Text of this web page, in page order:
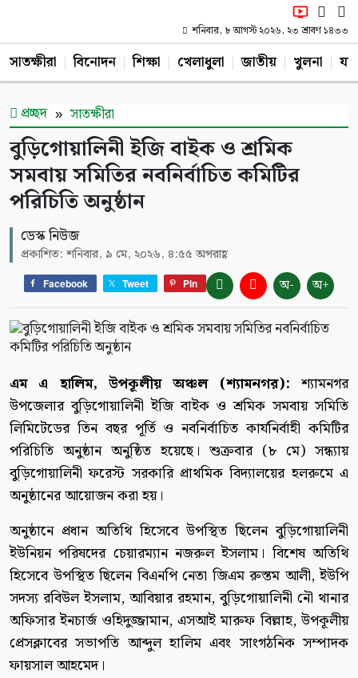
শনিবার, ৮ আগস্ট ২০২৬, ২৩ শ্রাবণ ১৪৩৩
সাতক্ষীরা বিনোদন শিক্ষা খেলাধুলা জাতীয় খুলনা
প্রচ্ছদ সাতক্ষীরা
বুড়িগোয়ালিনী ইজি বাইক ও শ্রমিক
সমবায় সমিতির নবনির্বাচিত কমিটির
পরিচিতি অনুষ্ঠান
ডেস্ক নিউজ
প্রকাশিত: শনিবার, ৯ মে, ২০২৬, ৪:৫৫ অপরাহ্ণ
Facebook Tweet Pin অ- অ+
এম এ হালিম, উপকূলীয় অঞ্চল (শ্যামনগর): শ্যামনগর
উপজেলার বুড়িগোয়ালিনী ইজি বাইক ও শ্রমিক সমবায় সমিতি
লিমিটেডের তিন বছর পূর্তি ও নবনির্বাচিত কার্যনির্বাহী কমিটির
পরিচিতি অনুষ্ঠান অনুষ্ঠিত হয়েছে। শুক্রবার (৮ মে) সন্ধ্যায়
বুড়িগোয়ালিনী ফরেস্ট সরকারি প্রাথমিক বিদ্যালয়ের হলরুমে এ
অনুষ্ঠানের আয়োজন করা হয়।
অনুষ্ঠানে প্রধান অতিথি হিসেবে উপস্থিত ছিলেন বুড়িগোয়ালিনী
ইউনিয়ন পরিষদের চেয়ারম্যান নজরুল ইসলাম। বিশেষ অতিথি
হিসেবে উপস্থিত ছিলেন বিএনপি নেতা জিএম রুস্তম আলী, ইউপি
সদস্য রবিউল ইসলাম, আবিয়ার রহমান, বুড়িগোয়ালিনী নৌ থানার
অফিসার ইনচার্জ ওহিদুজ্জামান, এসআই মারুফ বিল্লাহ, উপকূলীয়
প্রেসক্লাবের সভাপতি আব্দুল হালিম এবং সাংগঠনিক সম্পাদক
ফায়সাল আহমেদ।